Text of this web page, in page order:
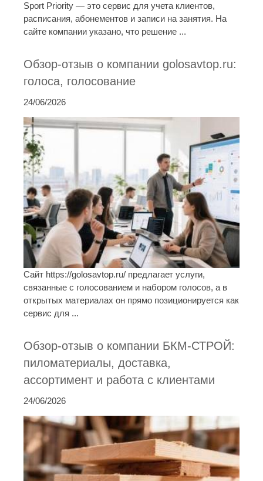
Sport Priority — это сервис для учета клиентов,
расписания, абонементов и записи на занятия. На
сайте компании указано, что решение ...
Обзор-отзыв о компании golosavtop.ru:
голоса, голосование
24/06/2026
Сайт https://golosavtop.ru/ предлагает услуги,
связанные с голосованием и набором голосов, а в
открытых материалах он прямо позиционируется как
сервис для ...
Обзор-отзыв о компании БКМ-СТРОЙ:
пиломатериалы, доставка,
ассортимент и работа с клиентами
24/06/2026